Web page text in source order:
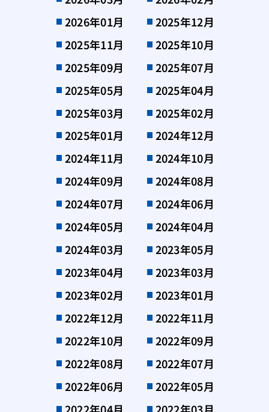
2026年01月
2025年12月
2025年11月
2025年10月
2025年09月
2025年07月
2025年05月
2025年04月
2025年03月
2025年02月
2025年01月
2024年12月
2024年11月
2024年10月
2024年09月
2024年08月
2024年07月
2024年06月
2024年05月
2024年04月
2024年03月
2023年05月
2023年04月
2023年03月
2023年02月
2023年01月
2022年12月
2022年11月
2022年10月
2022年09月
2022年08月
2022年07月
2022年06月
2022年05月